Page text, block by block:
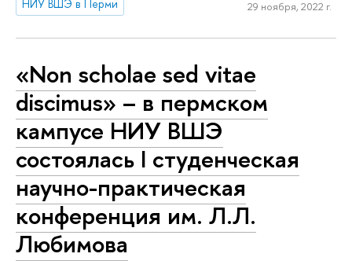
НИУ ВШЭ в Перми 29 ноября, 2022 г.
«Non scholae sed vitae
discimus» – в пермском
кампусе НИУ ВШЭ
состоялась I студенческая
научно-практическая
конференция им. Л.Л.
Любимова